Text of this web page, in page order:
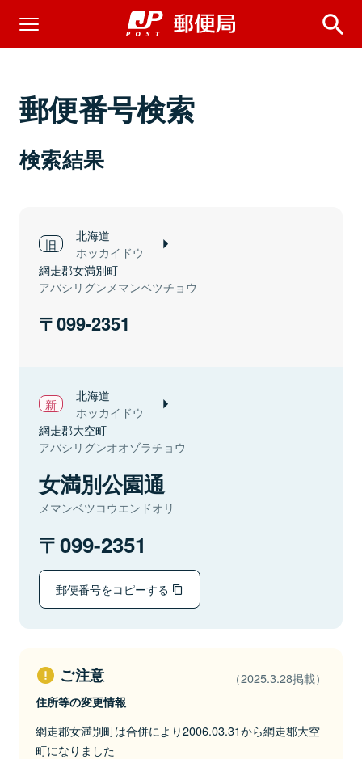
郵便番号検索
検索結果
北海道
ホッカイドウ
網走郡女満別町
アバシリグンメマンベツチョウ
099-2351
北海道
ホッカイドウ
網走郡大空町
アバシリグンオオゾラチョウ
女満別公園通
メマンベツコウエンドオリ
099-2351
郵便番号をコピーする
ご注意 （2025.3.28掲載）
住所等の変更情報
網走郡女満別町は合併により2006.03.31から網走郡大空
町になりました